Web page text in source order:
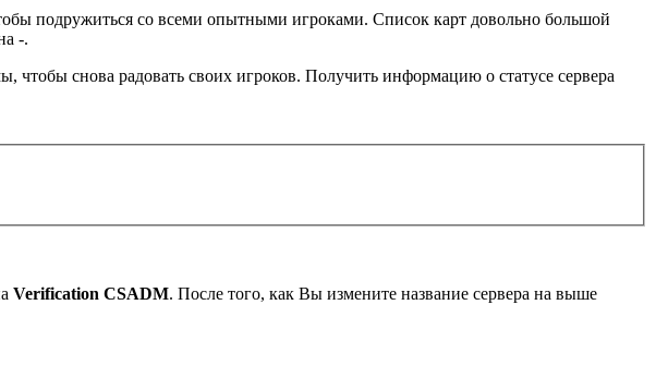
подружиться со всеми опытными игроками. Список карт довольно большой
-.
снова радовать своих игроков. Получить информацию о статусе сервера
Verification CSADM. После того, как Вы измените название сервера на выше